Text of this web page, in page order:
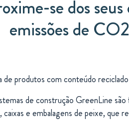
se dos
emissões de CO2
de produtos com conteúdo
de construção GreenLine
e embalagens de peixe, que